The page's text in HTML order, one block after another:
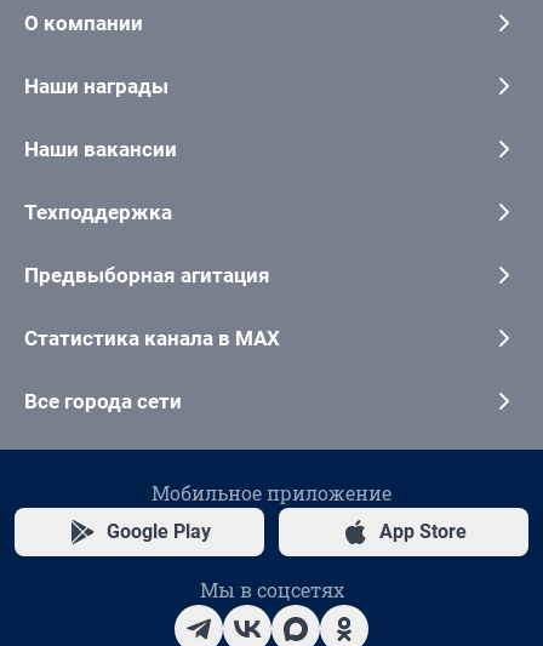
О компании
Наши награды
Наши вакансии
Техподдержка
Предвыборная агитация
Статистика канала в MAX
Все города сети
Мобильное приложение
Google Play App Store
Мы в соцсетях